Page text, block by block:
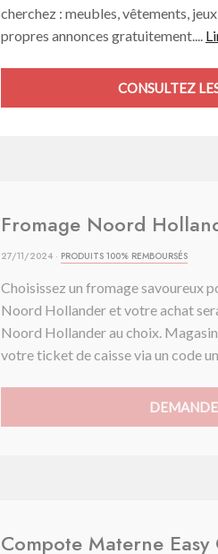
cherchez : meubles, vêtements,
propres annonces gratuitement....
CONSULTEZ
Fromage Noord
27/11/2024 · PRODUITS 100% REMBOURSÉS
Choisissez un fromage savoureux
Noord Hollander et votre achat
Noord Hollander au choix.
votre ticket de caisse via un code
Compote Materne